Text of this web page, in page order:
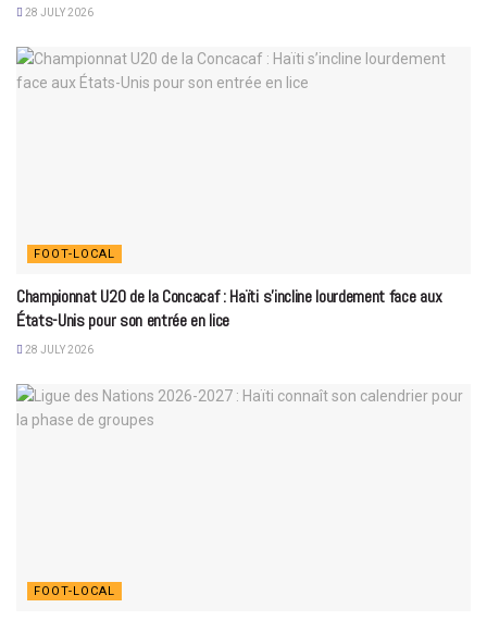
28 JULY 2026
FOOT-LOCAL
Championnat U20 de la Concacaf : Haïti s’incline lourdement face aux
États-Unis pour son entrée en lice
28 JULY 2026
FOOT-LOCAL